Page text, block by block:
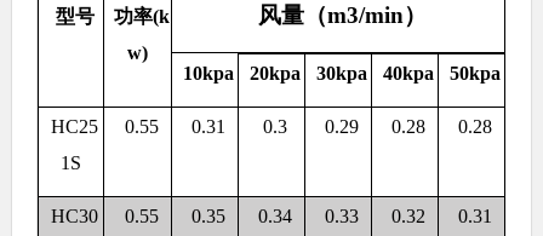
型号
功率(k
w)
风量（m3/min）
10kpa 20kpa 30kpa 40kpa 50kpa
HC25
1S
0.55 0.31 0.3 0.29 0.28 0.28
HC30
0.55 0.35 0.34 0.33 0.32 0.31